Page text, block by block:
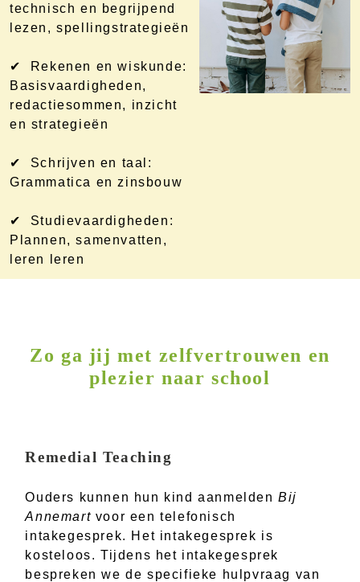
technisch en begrijpend
lezen, spellingstrategieën
✔ Rekenen en wiskunde:
Basisvaardigheden,
redactiesommen, inzicht
en strategieën
✔ Schrijven en taal:
Grammatica en zinsbouw
✔ Studievaardigheden:
Plannen, samenvatten,
leren leren
Zo ga jij met zelfvertrouwen en
plezier naar school
Remedial Teaching
Ouders kunnen hun kind aanmeldenBij
Annemart voor een telefonisch
intakegesprek. Het intakegesprek is
kosteloos. Tijdens het intakegesprek
bespreken we de specifieke hulpvraag van